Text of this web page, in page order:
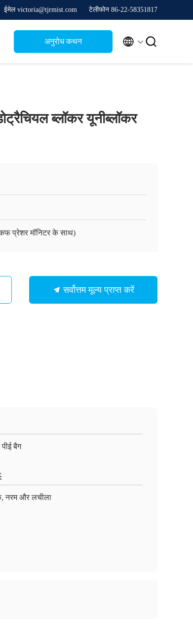
ईमेल victoria@tjrmist.com टेलीफोन 86-22-58351817
अनुरोध कथन  
ब्लॉकर यूनीब्लॉकर
प्रेशर मॉनिटर के साथ)
सर्वोत्तम मूल्य प्राप्त करें
बैग
नरम और लचीला